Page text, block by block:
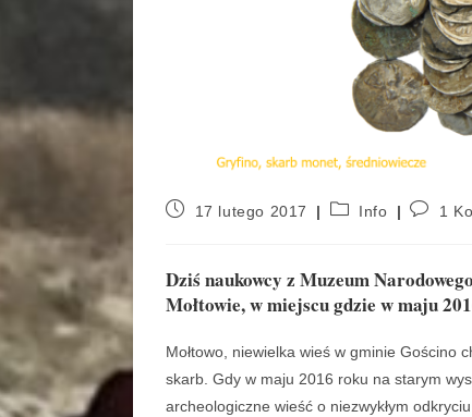
17 lutego 2017 Info 1
Dziś naukowcy z Muzeum
Mołtowie, w miejscu gdzie w maju
Mołtowo, niewielka wieś w gminie Gościno
skarb. Gdy w maju 2016 roku na starym
archeologiczne wieść o niezwykłym